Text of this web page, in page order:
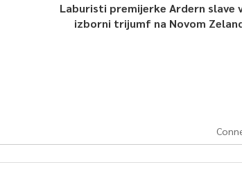
Laburisti premijerke Ardern slave
izborni trijumf na Novom